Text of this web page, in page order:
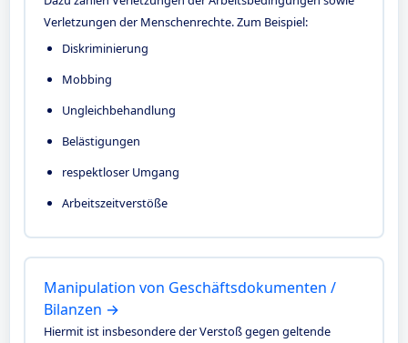
Verletzungen der Menschenrechte. Zum Beispiel:
Diskriminierung
Mobbing
Ungleichbehandlung
Belästigungen
respektloser Umgang
Arbeitszeitverstöße
Manipulation von Geschäftsdokumenten /
Bilanzen →
Hiermit ist insbesondere der Verstoß gegen geltende